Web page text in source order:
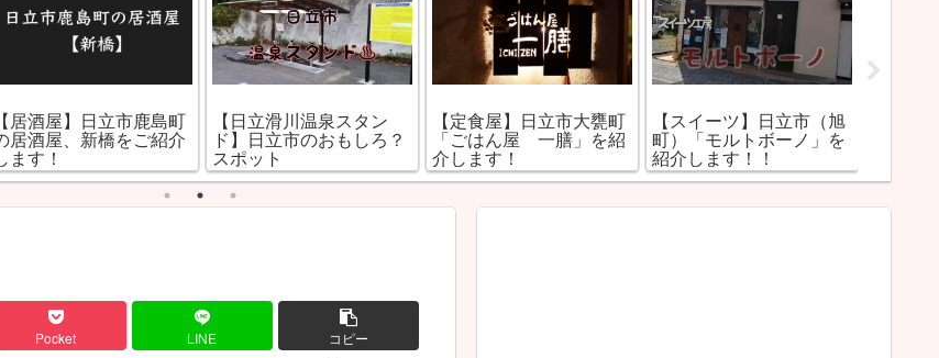
【日立滑川温泉スタン
ド】日立市のおもしろ？
スポット
【定食屋】日立市大甕町
「ごはん屋 一膳」を紹
介します！
【スイーツ】日立市（旭
町）「モルトボーノ」を
紹介します！！
【居酒屋】日立市（弁天
町）「まるせん」を紹介
します！！
Pocket LINE コピー